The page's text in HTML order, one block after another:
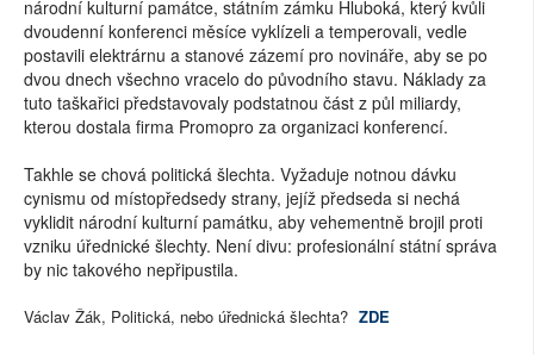
národní kulturní památce, státním zámku Hluboká, který kvůli
dvoudenní konferenci měsíce vyklízeli a temperovali, vedle
postavili elektrárnu a stanové zázemí pro novináře, aby se po
dvou dnech všechno vracelo do původního stavu. Náklady za
tuto taškařici představovaly podstatnou část z půl miliardy,
kterou dostala firma Promopro za organizaci konferencí.
Takhle se chová politická šlechta. Vyžaduje notnou dávku
cynismu od místopředsedy strany, jejíž předseda si nechá
vyklidit národní kulturní památku, aby vehementně brojil proti
vzniku úřednické šlechty. Není divu: profesionální státní správa
by nic takového nepřipustila.
Václav Žák, Politická, nebo úřednická šlechta? ZDE